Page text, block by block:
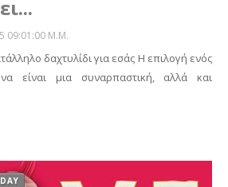
09:01:00 Μ.μ.
δαχτυλίδι για εσάς Η επιλογή ενός
είναι μια συναρπαστική, αλλά και